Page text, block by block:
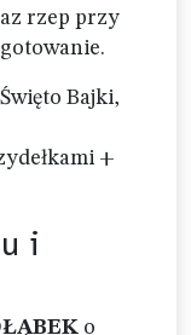
rzep przy
Bajki,
+
i
o